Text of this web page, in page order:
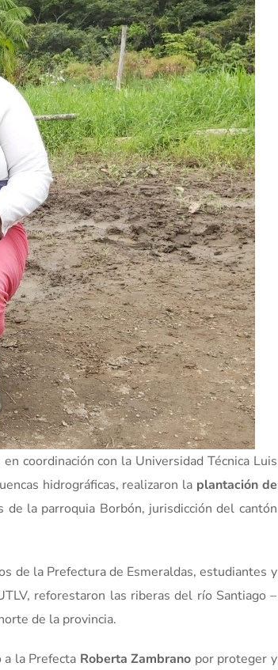
coordinación con la Universidad Técnica Luis
hidrográficas, realizaron la plantación de
de la parroquia Borbón, jurisdicción del cantón
de la Prefectura de Esmeraldas, estudiantes y
reforestaron las riberas del río Santiago –
de la provincia.
a la Prefecta Roberta Zambrano por proteger y